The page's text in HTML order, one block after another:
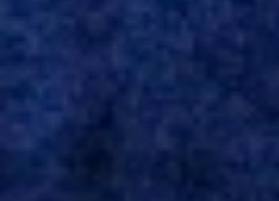
contração de Campanharo de 31 anos